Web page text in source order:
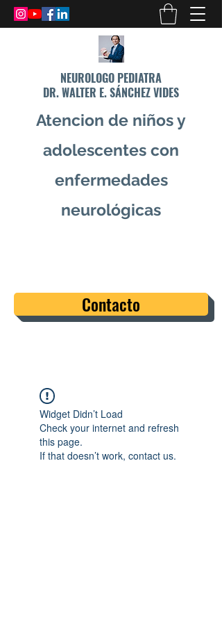
NEUROLOGO PEDIATRA
DR. WALTER E. SÁNCHEZ VIDES
Atencion de niños y
adolescentes con
enfermedades
neurológicas
Contacto
Widget Didn’t Load
Check your internet and refresh
this page.
If that doesn’t work, contact us.